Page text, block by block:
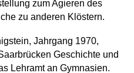
zum Agieren des
zu anderen Klöstern.
Jahrgang 1970,
Geschichte und
Lehramt an Gymnasien.